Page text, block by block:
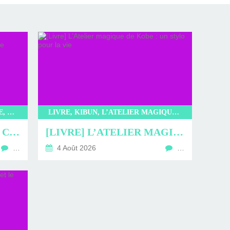
LIVRE, LITTÉRATURE JAPONAISE, LITTÉRATURE, KIBUN, L’INCROYABLE CAFÉ NEKOMIMI, SAKI MURAYAMA
[LIVRE] L’INCROYABLE CAFÉ NEKOMIMI : PROMENADE EN CHARTMANTE COMPAGNIE
LIVRE, KIBUN, L’ATELIER MAGIQUE DE KOBE, KYOKO HASUMI, LITTÉRATURE JAPONAISE, LITTÉRATURE, ROMAN
[LIVRE] L’ATELIER MAGIQUE DE KOBE : UN STYLO POUR LA VIE
4 Août 2026